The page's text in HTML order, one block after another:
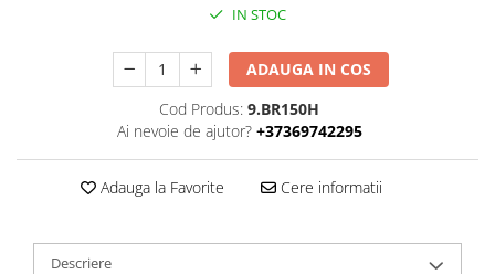
IN STOC
ADAUGA IN COS
Cod Produs: 9.BR150H
Ai nevoie de ajutor? +37369742295
Adauga la Favorite Cere informatii
Descriere